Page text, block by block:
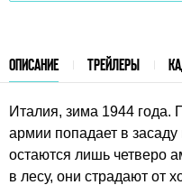
ОПИСАНИЕ ТРЕЙЛЕРЫ
Италия, зима 1944 года.
армии попадает в
остаются лишь четверо
в лесу, они страдают от